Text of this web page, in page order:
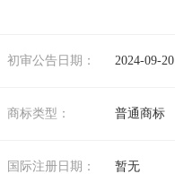
初审公告日期： 2024-09-20
商标类型： 普通商标
国际注册日期： 暂无